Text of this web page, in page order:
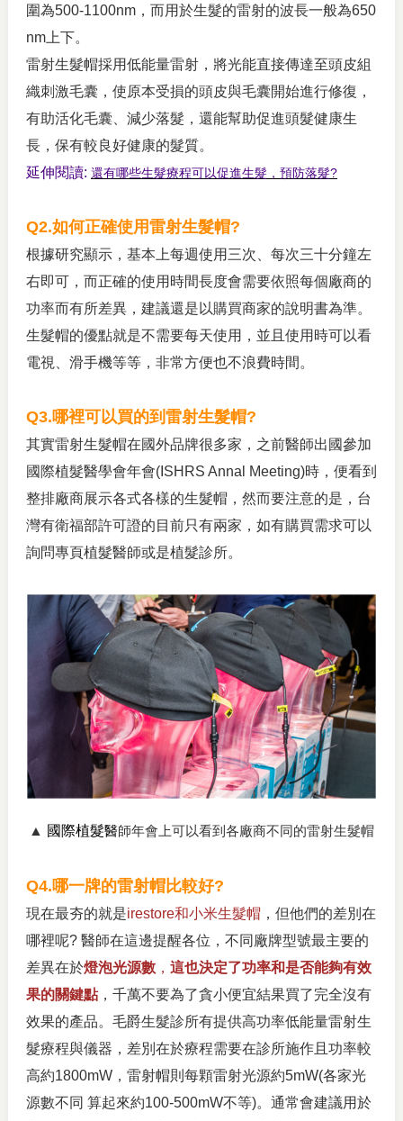
圍為500-1100nm，而用於生髮的雷射的波長一般為650
nm上下。
雷射生髮帽採用低能量雷射，將光能直接傳達至頭皮組
織刺激毛囊，使原本受損的頭皮與毛囊開始進行修復，
有助活化毛囊、減少落髮，還能幫助促進頭髮健康生
長，保有較良好健康的髮質。
延伸閱讀: 還有哪些生髮療程可以促進生髮，預防落髮?
Q2.如何正確使用雷射生髮帽?
根據研究顯示，基本上每週使用三次、每次三十分鐘左
右即可，而正確的使用時間長度會需要依照每個廠商的
功率而有所差異，建議還是以購買商家的說明書為準。
生髮帽的優點就是不需要每天使用，並且使用時可以看
電視、滑手機等等，非常方便也不浪費時間。
Q3.哪裡可以買的到雷射生髮帽?
其實雷射生髮帽在國外品牌很多家，之前醫師出國參加
國際植髮醫學會年會(ISHRS Annal Meeting)時，便看到
整排廠商展示各式各樣的生髮帽，然而要注意的是，台
灣有衛福部許可證的目前只有兩家，如有購買需求可以
詢問專頁植髮醫師或是植髮診所。
▲ 國際植髮醫師年會上可以看到各廠商不同的雷射生髮帽
Q4.哪一牌的雷射帽比較好?
現在最夯的就是irestore和小米生髮帽，但他們的差別在
哪裡呢? 醫師在這邊提醒各位，不同廠牌型號最主要的
差異在於燈泡光源數， 這也決定了功率和是否能夠有效
果的關鍵點，千萬不要為了貪小便宜結果買了完全沒有
效果的產品。毛爵生髮診所有提供高功率低能量雷射生
髮療程與儀器，差別在於療程需要在診所施作且功率較
高約1800mW，雷射帽則每顆雷射光源約5mW(各家光
源數不同 算起來約100-500mW不等)。通常會建議用於